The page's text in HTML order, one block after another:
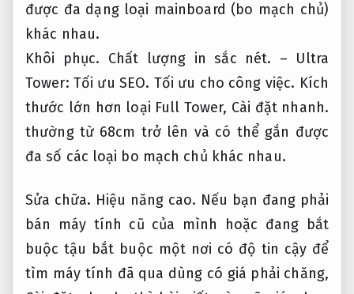
được đa dạng loại mainboard (bo mạch chủ)
khác nhau.
Khôi phục. Chất lượng in sắc nét. – Ultra
Tower: Tối ưu SEO. Tối ưu cho công việc. Kích
thước lớn hơn loại Full Tower, Cài đặt nhanh.
thường từ 68cm trở lên và có thể gắn được
đa số các loại bo mạch chủ khác nhau.
Sửa chữa. Hiệu năng cao. Nếu bạn đang phải
bán máy tính cũ của mình hoặc đang bắt
buộc tậu bắt buộc một nơi có độ tin cậy để
tìm máy tính đã qua dùng có giá phải chăng,